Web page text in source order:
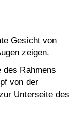
Gesicht von
zeigen.
des Rahmens
von der
Unterseite des